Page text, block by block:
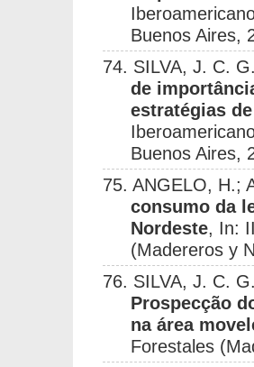
Buenos Aires,
74. SILVA, J. C.
de
estratégias
Buenos Aires,
75. ANGELO, H.;
consumo da
Nordeste, In:
(Madereros y
76. SILVA, J. C.
Prospecção
na área
Forestales